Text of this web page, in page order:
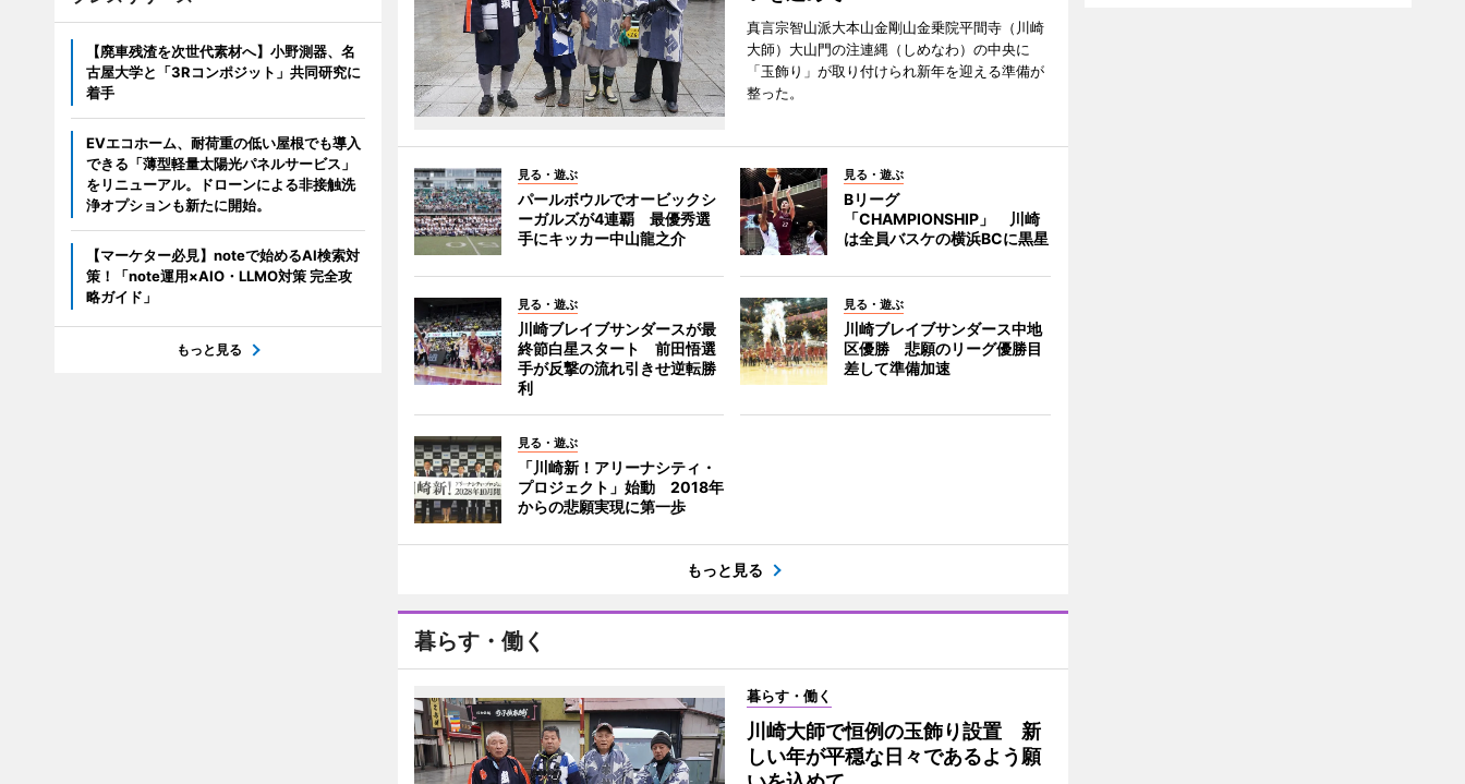
真言宗智山派大本山金剛山金乗院平間寺（川崎
大師）大山門の注連縄（しめなわ）の中央に
「玉飾り」が取り付けられ新年を迎える準備が
整った。
見る・遊ぶ
パールボウルでオービックシ
ーガルズが4連覇 最優秀選
手にキッカー中山龍之介
見る・遊ぶ
Bリーグ
「CHAMPIONSHIP」 川崎
は全員バスケの横浜BCに黒星
見る・遊ぶ
川崎ブレイブサンダースが最
終節白星スタート 前田悟選
手が反撃の流れ引きせ逆転勝
利
見る・遊ぶ
川崎ブレイブサンダース中地
区優勝 悲願のリーグ優勝目
差して準備加速
見る・遊ぶ
「川崎新！アリーナシティ・
プロジェクト」始動 2018年
からの悲願実現に第一歩
もっと見る
暮らす・働く
暮らす・働く
川崎大師で恒例の玉飾り設置 新
しい年が平穏な日々であるよう願
【廃車残渣を次世代素材へ】小野測器、名
古屋大学と「3Rコンポジット」共同研究に
着手
EVエコホーム、耐荷重の低い屋根でも導入
できる「薄型軽量太陽光パネルサービス」
をリニューアル。ドローンによる非接触洗
浄オプションも新たに開始。
【マーケター必見】noteで始めるAI検索対
策！「note運用×AIO・LLMO対策 完全攻
略ガイド」
もっと見る